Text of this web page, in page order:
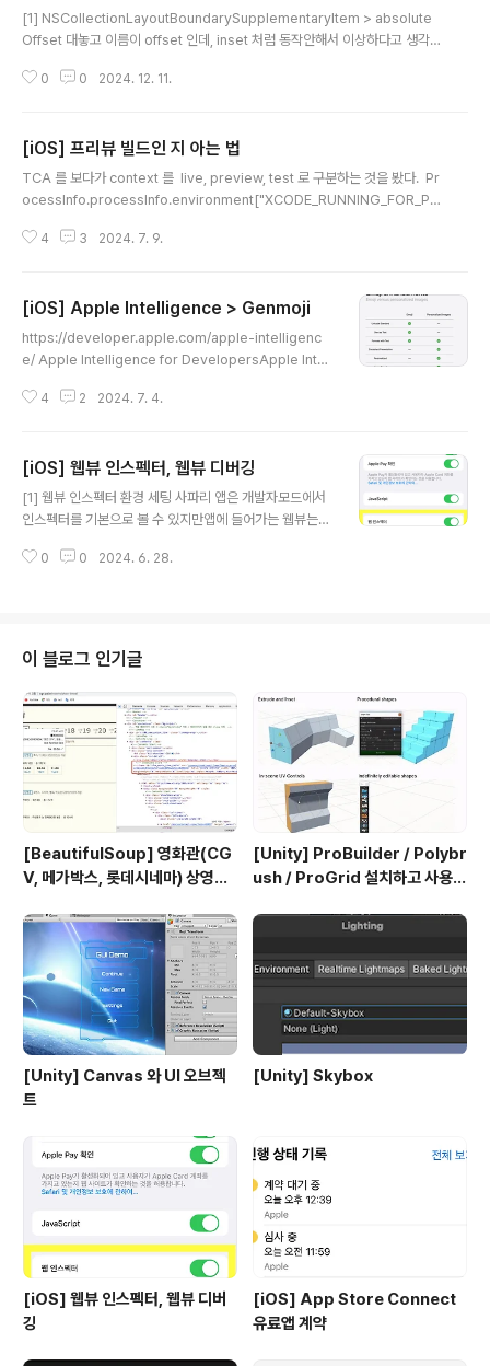
[1] NSCollectionLayoutBoundarySupplementaryItem > absolute
Offset 대놓고 이름이 offset 인데, inset 처럼 동작안해서 이상하다고 생각하
oter (초록색) 이 위치해야하는데, 이상하다 ? 고 생각함 ;;;;; 왜그랬을까 생각
표,,, 아무리 사고방식이 바뀌었다고 해도 이름이 offset 이다.. 정신차려라. 그
리고 주석에도 그림이 적혀있음! 내가 헷갈렸던 footer 2개 들..
0 0 2024. 12. 11.
[iOS] 프리뷰 빌드인 지 아는 법
TCA 를 보다가 context 를 live, preview, test 로 구분하는 것을 봤다. Pr
ocessInfo.processInfo.environment["XCODE_RUNNING_FOR_PR
드 ]https://github.com/pointfreeco/swift-dependencies/blob/2ee
urces/Dependencies/DependencyValues.swift at 2ee34c93c71
7700eb..
4 3 2024. 7. 9.
[iOS] Apple Intelligence > Genmoji
https://developer.apple.com/apple-intelligenc
e/ Apple Intelligence for DevelopersApple Intell
puts powerful generative models right at the co
e, work, and express themselves.developer.ap
ple.com ㄴ Image PlayGround 는 세션도 없는데 아
직도 여기 링크 추가안됨 😭 Genmoji 라도 해보자 ..
4 2 2024. 7. 4.
[iOS] 웹뷰 인스펙터, 웹뷰 디버깅
[1] 웹뷰 인스펙터 환경 세팅 사파리 앱은 개발자모드에서
인스펙터를 기본으로 볼 수 있지만앱에 들어가는 웹뷰는
eb Inspector 에서 웹뷰를 볼 수 있도록 isInspectable
스펙터' ON 3) 이제 사파리 > 개발자용에 접속해서 웹뷰
인스펙터를 띄울 수 있다. --> FE 개발자분이 매번 배포를
하기 보다, 인스펙터를 띄우고 CSS 값을 바꿔보거나 함수
를 호출해보거나 할 수 ..
0 0 2024. 6. 28.
이 블로그 인기글
[BeautifulSoup] 영화관(CG
V, 메가박스, 롯데시네마) 상영시
[Unity] ProBuilder / Polybr
ush / ProGrid 설치하고 사용하
[Unity] Canvas 와 UI 오브젝
트
[Unity] Skybox
[iOS] 웹뷰 인스펙터, 웹뷰 디버
깅
[iOS] App Store Connect
유료앱 계약